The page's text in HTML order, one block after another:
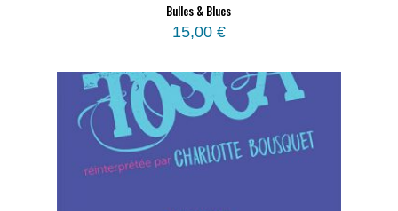
Bulles & Blues
15,00 €